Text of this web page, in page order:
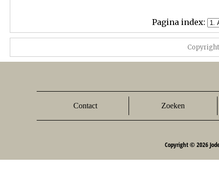
Pagina index:
Contact Zoeken
Copyright © 2026